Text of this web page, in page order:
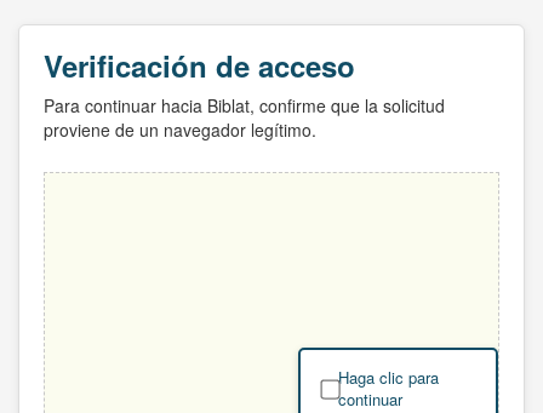
Verificación de acceso
Para continuar hacia Biblat, confirme que la solicitud
proviene de un navegador legítimo.
Haga clic para
continuar